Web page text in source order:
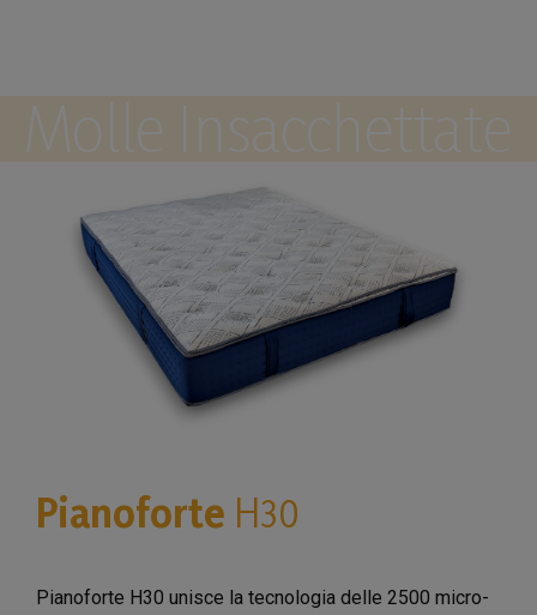
Pianoforte H30
Pianoforte H30 unisce la tecnologia delle 2500 micro-